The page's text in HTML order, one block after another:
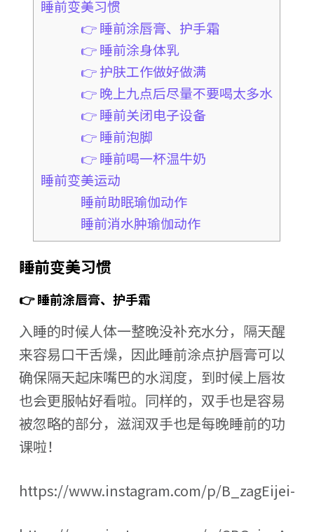
睡前变美习惯
👉 睡前涂唇膏、护手霜
👉 睡前涂身体乳
👉 护肤工作做好做满
👉 晚上九点后尽量不要喝太多水
👉 睡前关闭电子设备
👉 睡前泡脚
👉 睡前喝一杯温牛奶
睡前变美运动
睡前助眠瑜伽动作
睡前消水肿瑜伽动作
睡前变美习惯
👉 睡前涂唇膏、护手霜
入睡的时候人体一整晚没补充水分，隔天醒
来容易口干舌燥，因此睡前涂点护唇膏可以
确保隔天起床嘴巴的水润度，到时候上唇妆
也会更服帖好看啦。同样的，双手也是容易
被忽略的部分，滋润双手也是每晚睡前的功
课啦！
https://www.instagram.com/p/B_zagEijei-